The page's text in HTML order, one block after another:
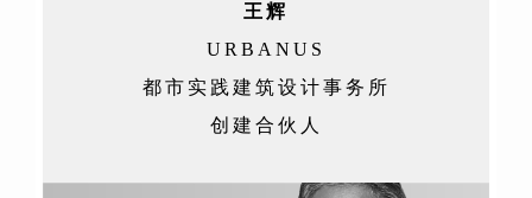
王辉
URBANUS
都市实践建筑设计事务所
创建合伙人